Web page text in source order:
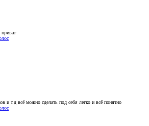
приват
и т.д всё можно сделать под себя легко и всё понятно